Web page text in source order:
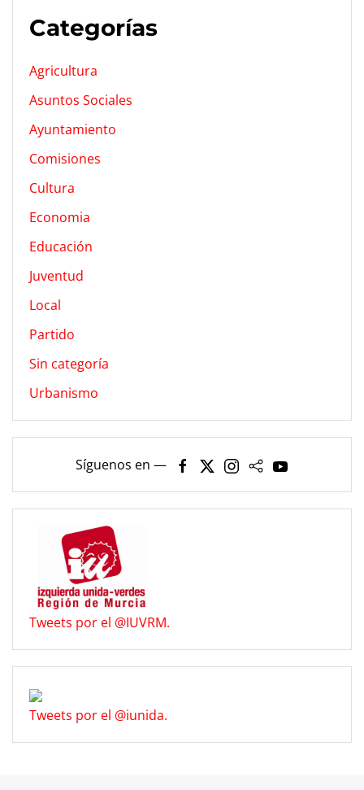
Categorías
Agricultura
Asuntos Sociales
Ayuntamiento
Comisiones
Cultura
Economia
Educación
Juventud
Local
Partido
Sin categoría
Urbanismo
Síguenos en —
Tweets por el @IUVRM.
Tweets por el @iunida.